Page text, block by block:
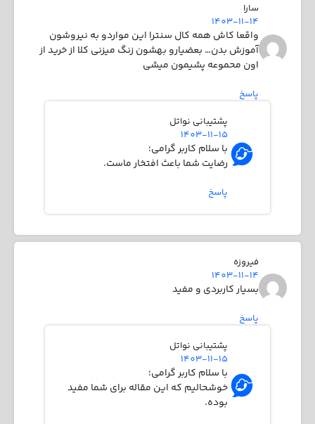
سارا
1403-11-14
واقعا کاش همه‌ کال سنترا این مواردو به نیروشون
آموزش بدن… بعضیارو بهشون زنگ میزنی کلا از خرید از
اون محموعه پشیمون میشی
پاسخ
پشتیبانی نواتل
1403-11-15
با سلام کاربر گرامی؛
رضایت شما باعث افتخار ماست.
پاسخ
فیروزه
1403-11-14
بسیار کاربردی و مفید
پاسخ
پشتیبانی نواتل
1403-11-15
با سلام کاربر گرامی؛
خوشحالیم که این مقاله برای شما مفید
بوده.